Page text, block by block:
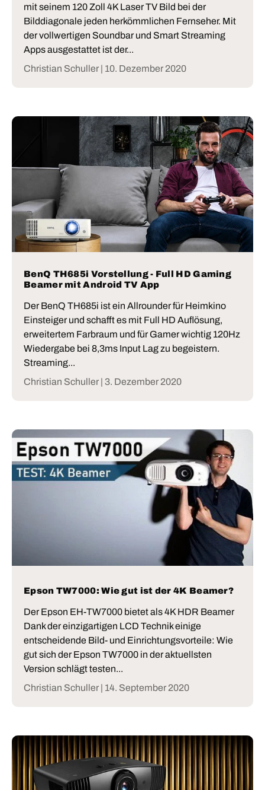
mit seinem 120 Zoll 4K Laser TV Bild bei der
Bilddiagonale jeden herkömmlichen Fernseher. Mit
der vollwertigen Soundbar und Smart Streaming
Apps ausgestattet ist der...
Christian Schuller | 10. Dezember 2020
BenQ TH685i Vorstellung - Full HD Gaming
Beamer mit Android TV App
Der BenQ TH685i ist ein Allrounder für Heimkino
Einsteiger und schafft es mit Full HD Auflösung,
erweitertem Farbraum und für Gamer wichtig 120Hz
Wiedergabe bei 8,3ms Input Lag zu begeistern.
Streaming...
Christian Schuller | 3. Dezember 2020
Epson TW7000: Wie gut ist der 4K Beamer?
Der Epson EH-TW7000 bietet als 4K HDR Beamer
Dank der einzigartigen LCD Technik einige
entscheidende Bild- und Einrichtungsvorteile: Wie
gut sich der Epson TW7000 in der aktuellsten
Version schlägt testen...
Christian Schuller | 14. September 2020